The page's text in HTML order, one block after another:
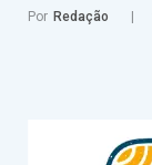
Por Redação